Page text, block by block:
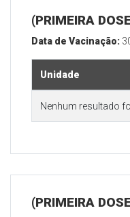
(PRIMEIRA
Data de Vacinação:
Unidade
Nenhum resultado
(PRIMEIRA